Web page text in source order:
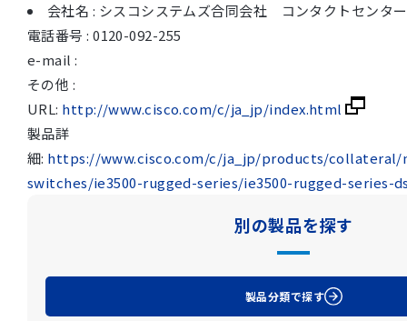
会社名 : シスコシステムズ合同会社 コンタクトセンター
電話番号 : 0120-092-255
e-mail :
その他 :
URL: http://www.cisco.com/c/ja_jp/index.html
製品詳
細: https://www.cisco.com/c/ja_jp/products/
switches/ie3500-rugged-series/ie3500-rugged-series-
別の製品を探す
製品分類で探す